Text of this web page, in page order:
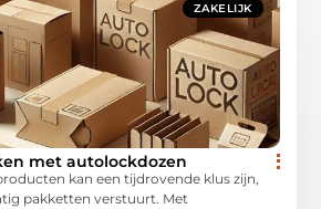
ZAKELIJK
met autolockdozen
kan een tijdrovende klus zijn,
pakketten verstuurt. Met